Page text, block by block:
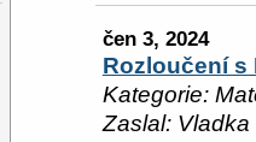
čen 3, 2024
Rozloučení s
Kategorie:
Zaslal: Vladka